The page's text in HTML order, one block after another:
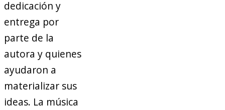
dedicación y
entrega por
parte de la
autora y quienes
ayudaron a
materializar sus
ideas. La música